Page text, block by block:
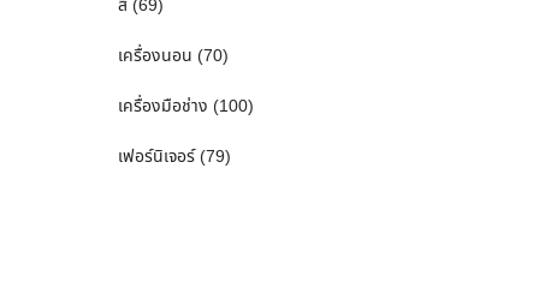
สี (69)
เครื่องนอน (70)
เครื่องมือช่าง (100)
เฟอร์นิเจอร์ (79)